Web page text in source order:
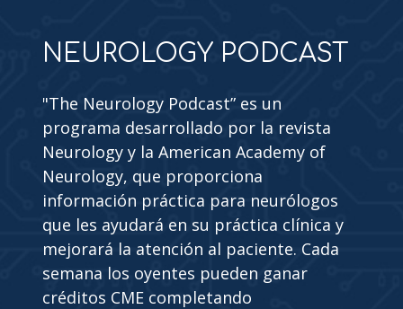
NEUROLOGY PODCAST
"The Neurology Podcast” es un
programa desarrollado por la revista
Neurology y la American Academy of
Neurology, que proporciona
información práctica para neurólogos
que les ayudará en su práctica clínica y
mejorará la atención al paciente. Cada
semana los oyentes pueden ganar
créditos CME completando